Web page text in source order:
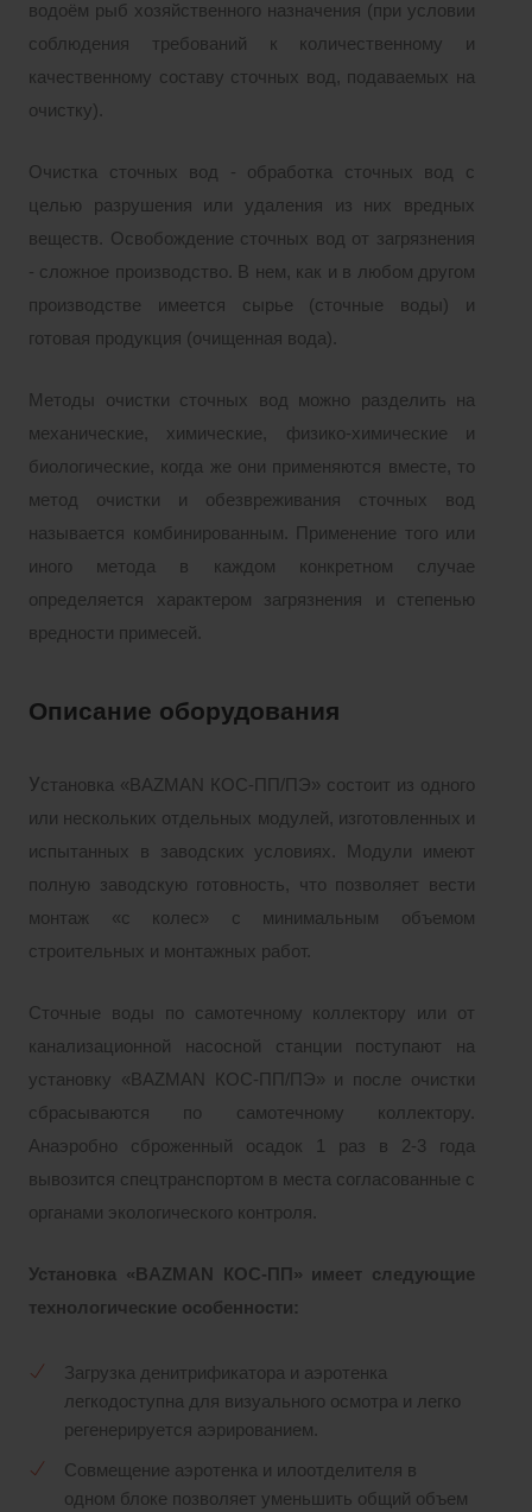
водоём рыб хозяйственного назначения (при условии
соблюдения требований к количественному и
качественному составу сточных вод, подаваемых на
очистку).
Очистка сточных вод - обработка сточных вод с
целью разрушения или удаления из них вредных
веществ. Освобождение сточных вод от загрязнения
- сложное производство. В нем, как и в любом другом
производстве имеется сырье (сточные воды) и
готовая продукция (очищенная вода).
Методы очистки сточных вод можно разделить на
механические, химические, физико-химические и
биологические, когда же они применяются вместе, то
метод очистки и обезвреживания сточных вод
называется комбинированным. Применение того или
иного метода в каждом конкретном случае
определяется характером загрязнения и степенью
вредности примесей.
Описание оборудования
Установка «BAZMAN КОС-ПП/ПЭ» состоит из одного
или нескольких отдельных модулей, изготовленных и
испытанных в заводских условиях. Модули имеют
полную заводскую готовность, что позволяет вести
монтаж «с колес» с минимальным объемом
строительных и монтажных работ.
Сточные воды по самотечному коллектору или от
канализационной насосной станции поступают на
установку «BAZMAN КОС-ПП/ПЭ» и после очистки
сбрасываются по самотечному коллектору.
Анаэробно сброженный осадок 1 раз в 2-3 года
вывозится спецтранспортом в места согласованные с
органами экологического контроля.
Установка «BAZMAN КОС-ПП» имеет следующие
технологические особенности:
Загрузка денитрификатора и аэротенка
легкодоступна для визуального осмотра и легко
регенерируется аэрированием.
Совмещение аэротенка и илоотделителя в
одном блоке позволяет уменьшить общий объем